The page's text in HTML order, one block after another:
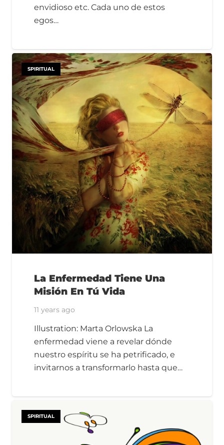
envidioso etc. Cada uno de estos
egos…
SPIRITUAL
La Enfermedad Tiene Una
Misión En Tú Vida
11 years ago
Illustration: Marta Orlowska La
enfermedad viene a revelar dónde
nuestro espíritu se ha petrificado, e
invitarnos a transformarlo hasta que…
SPIRITUAL